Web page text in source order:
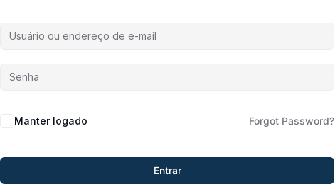
Manter logado Forgot Password?
Entrar